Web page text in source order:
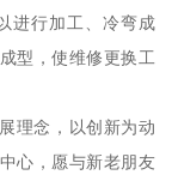
进行加工、冷弯成
型，使维修更换工
理念，以创新为动
心，愿与新老朋友